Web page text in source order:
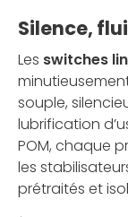
Silence,
Les switches
souple,
lubrification
POM, chaque
les
prétraités et